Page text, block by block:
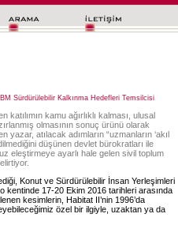
Sürdürülebilir Kalkınma Hedefleri Temsilcisi
kamu ağırlıklı kalması, ulusal
olmasının sonuç ürünü olarak
yazar, atılacak adımların “uzmanların ‘akıl
düşünen devlet bürokratları ile
eleştirmeye ayarlı hale gelen sivil toplum
Konut ve Sürdürülebilir İnsan Yerleşimleri
kentinde 17-20 Ekim 2016 tarihleri arasında
kesimlerin, Habitat II’nin 1996’da
özel bir ilgiyle, uzaktan ya da